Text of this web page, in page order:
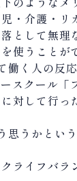
・介護・
として無理
使うこと
働く人の反
スクール
対して行っ
思うかとい
ライフバラ